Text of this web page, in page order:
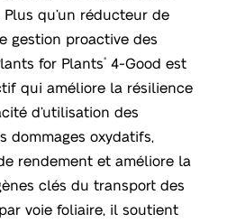
qu’un réducteur de
gestion proactive des
for Plants®
4-Good est
qui améliore la résilience
d’utilisation des
dommages oxydatifs,
rendement et améliore la
clés du transport des
voie foliaire, il soutient